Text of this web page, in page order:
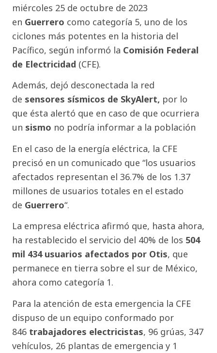
miércoles 25 de octubre de 2023
en Guerrero como categoría 5, uno de los
ciclones más potentes en la historia del
Pacífico, según informó la Comisión Federal
de Electricidad (CFE).
Además, dejó desconectada la red
de sensores sísmicos de SkyAlert, por lo
que ésta alertó que en caso de que ocurriera
un sismo no podría informar a la población
En el caso de la energía eléctrica, la CFE
precisó en un comunicado que “los usuarios
afectados representan el 36.7% de los 1.37
millones de usuarios totales en el estado
de Guerrero“.
La empresa eléctrica afirmó que, hasta ahora,
ha restablecido el servicio del 40% de los 504
mil 434 usuarios afectados por Otis, que
permanece en tierra sobre el sur de México,
ahora como categoría 1.
Para la atención de esta emergencia la CFE
dispuso de un equipo conformado por
846 trabajadores electricistas, 96 grúas, 347
vehículos, 26 plantas de emergencia y 1